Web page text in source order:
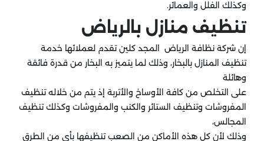
وكذلك الفلل والعمائر.
تنظيف منازل بالرياض
إن شركة نظافة الرياض المجد كلين تقدم لعملائها خدمة
تنظيف المنازل بالبخار، وذلك لما يتميز به البخار من قدرة فائقة
وهائلة
على التخلص من كافة الأوساخ والأتربة إذ يتم من خلاله تنظيف
المفروشات وتنظيف الستائر والكنب والمفروشات وكذلك تنظيف
المجالس،
وذلك لأن كل هذه الأماكن من الصعب تنظيفها بأي من الطرق